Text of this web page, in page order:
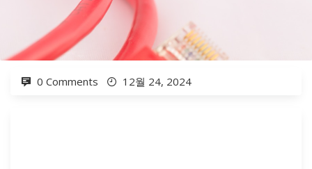
0 Comments 12월 24, 2024